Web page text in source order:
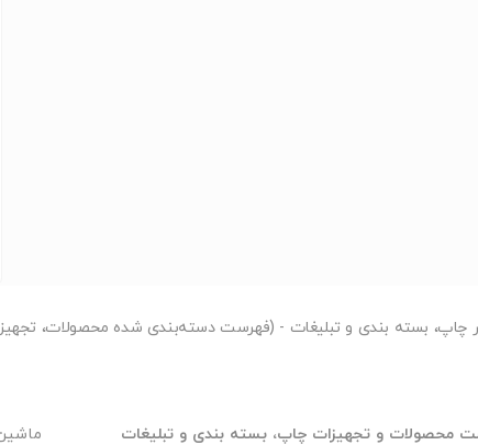
چاپ، بسته بندی و تبلیغات - (فهرست دسته‌بندی شده محصولات،
محصولات و تجهیزات چاپ، بسته بندی و تبلیغات